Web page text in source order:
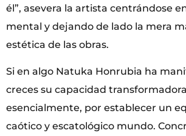
él”, asevera la artista centrándose
mental y dejando de lado la mera
estética de las obras.
Si en algo Natuka Honrubia ha
creces su capacidad
esencialmente, por establecer un
caótico y escatológico mundo.